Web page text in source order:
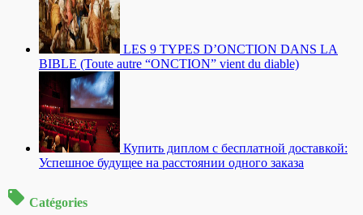
LES 9 TYPES D’ONCTION DANS LA
BIBLE (Toute autre “ONCTION” vient du diable)
Купить диплом с бесплатной доставкой:
Успешное будущее на расстоянии одного заказа
Catégories